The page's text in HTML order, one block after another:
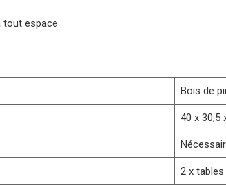
tout espace
Bois de
40 x 30,5
2 x